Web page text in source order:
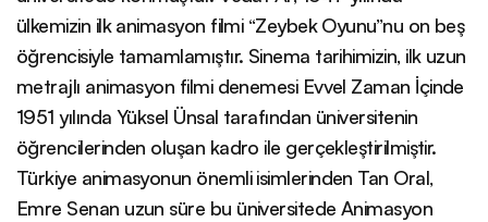
ülkemizin ilk animasyon filmi “Zeybek Oyunu”nu on beş
öğrencisiyle tamamlamıştır. Sinema tarihimizin, ilk uzun
metrajlı animasyon filmi denemesi Evvel Zaman İçinde
1951 yılında Yüksel Ünsal tarafından üniversitenin
öğrencilerinden oluşan kadro ile gerçekleştirilmiştir.
Türkiye animasyonun önemli isimlerinden Tan Oral,
Emre Senan uzun süre bu üniversitede Animasyon